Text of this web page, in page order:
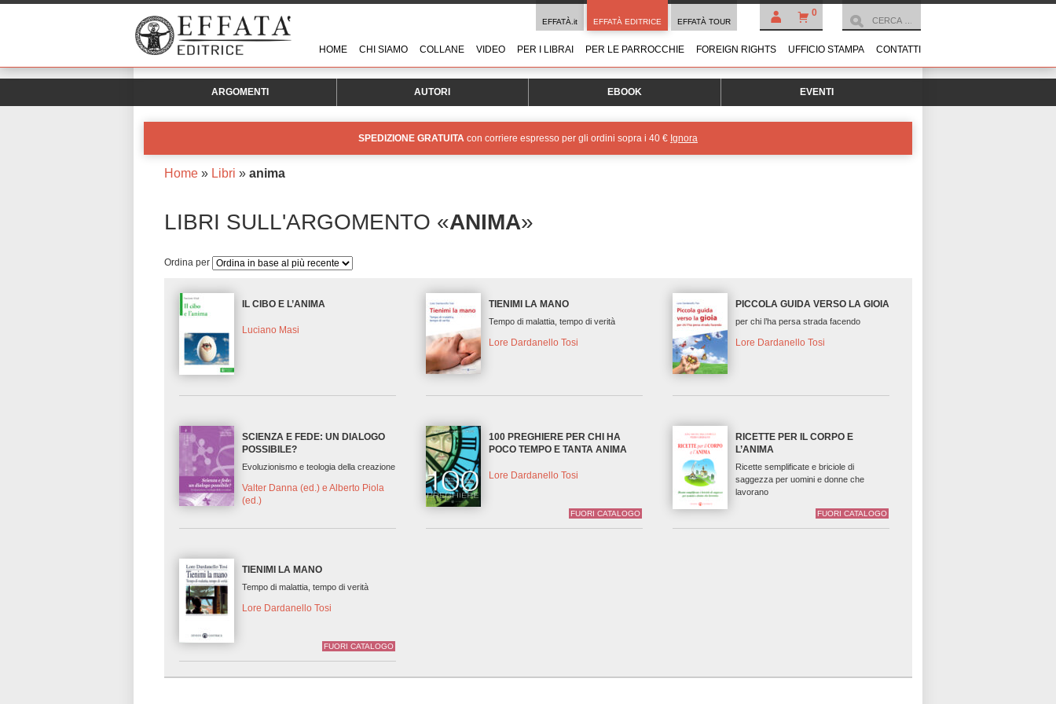
0
EFFATÀ.it EFFATÀ EDITRICE EFFATÀ TOUR
HOME CHI SIAMO COLLANE VIDEO PER I LIBRAI PER LE PARROCCHIE FOREIGN RIGHTS UFFICIO STAMPA CONTATTI
ARGOMENTI AUTORI EBOOK EVENTI
SPEDIZIONE GRATUITA con corriere espresso per gli ordini sopra i 40 € Ignora
Home » Libri » anima
LIBRI SULL'ARGOMENTO «ANIMA»
Ordina per
IL CIBO E L’ANIMA
Luciano Masi
TIENIMI LA MANO
Tempo di malattia, tempo di verità
Lore Dardanello Tosi
PICCOLA GUIDA VERSO LA GIOIA
per chi l’ha persa strada facendo
Lore Dardanello Tosi
SCIENZA E FEDE: UN DIALOGO
POSSIBILE?
Evoluzionismo e teologia della creazione
Valter Danna (ed.) e Alberto Piola
(ed.)
100 PREGHIERE PER CHI HA
POCO TEMPO E TANTA ANIMA
Lore Dardanello Tosi
FUORI CATALOGO
RICETTE PER IL CORPO E
L’ANIMA
Ricette semplificate e briciole di
saggezza per uomini e donne che
lavorano
FUORI CATALOGO
TIENIMI LA MANO
Tempo di malattia, tempo di verità
Lore Dardanello Tosi
FUORI CATALOGO